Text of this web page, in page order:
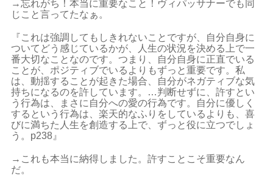
→忘れがち！本当に重要なこと！ヴィパッサナーでも同
じこと言ってたなぁ。
『これは強調してもしきれないことですが、自分自身に
ついてどう感じているかが、人生の状況を決める上で一
番大切なことなのです。つまり、自分自身に正直でいる
ことが、ポジティブでいるよりもずっと重要です。私
は、動揺することが起きた場合、自分がネガティブな気
持ちになるのを許しています。…判断せずに、許すとい
う行為は、まさに自分への愛の行為です。自分に優しく
するという行為は、楽天的なふりをしているよりも、喜
びに満ちた人生を創造する上で、ずっと役に立つでしょ
う。p238』
→これも本当に納得しました。許すことこそ重要なん
だ。